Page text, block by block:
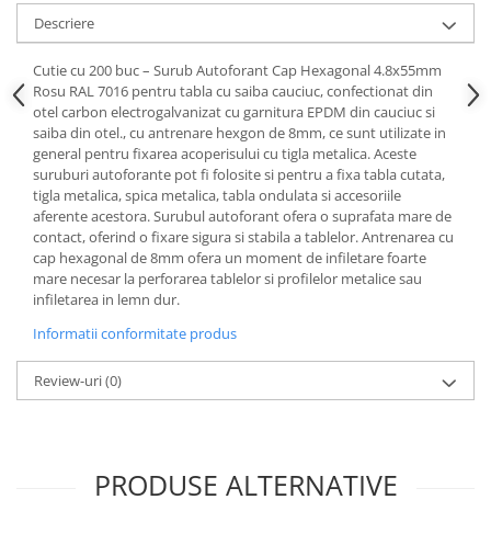
Dibluri cui percutie
Dibluri cu carlig
Dibluri pentru gips-carton
Dibluri pentru lemn
Dibluri pentru termoizolatii
Dibluri rosii SFX
Suruburi
Suruburi pentru gips-carton
Suruburi pentru lemn
Suruburi autoforante
Suruburi pentru tabla
Ancore mecanice
Cuie
Cuie constructii
Placi gips carton
Descriere
Cutie cu 200 buc – Surub Autoforant Cap Hexagonal 4.8x55mm
Rosu RAL 7016 pentru tabla cu saiba cauciuc, confectionat din
otel carbon electrogalvanizat cu garnitura EPDM din cauciuc si
saiba din otel., cu antrenare hexgon de 8mm, ce sunt utilizate in
general pentru fixarea acoperisului cu tigla metalica. Aceste
suruburi autoforante pot fi folosite si pentru a fixa tabla cutata,
tigla metalica, spica metalica, tabla ondulata si accesoriile
aferente acestora. Surubul autoforant ofera o suprafata mare de
contact, oferind o fixare sigura si stabila a tablelor. Antrenarea cu
cap hexagonal de 8mm ofera un moment de infiletare foarte
mare necesar la perforarea tablelor si profilelor metalice sau
infiletarea in lemn dur.
Informatii conformitate produs
Review-uri(0)
PRODUSE ALTERNATIVE